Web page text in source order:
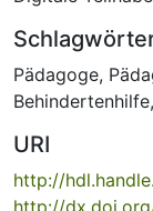
Pädagoge,
Behindertenhilfe,
URI
http://
http://